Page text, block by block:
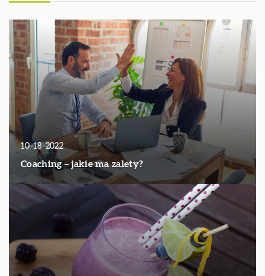
10-18-2022
Coaching – jakie ma zalety?